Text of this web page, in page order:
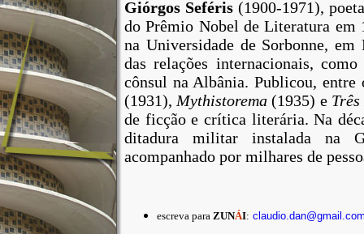
Giórgos Seféris (1900-1971),
do Prêmio Nobel de Literatura em
na Universidade de Sorbonne,
das relações internacionais,
cônsul na Albânia. Publicou,
(1931), Mythistorema (1935) e Três
de ficção e crítica literária. Na
ditadura militar instalada na
acompanhado por milhares de
escreva para ZUNÁI: